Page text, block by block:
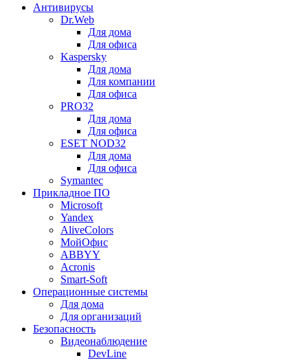
Антивирусы
Dr.Web
Для дома
Для офиса
Kaspersky
Для дома
Для компании
Для офиса
PRO32
Для дома
Для офиса
ESET NOD32
Для дома
Для офиса
Symantec
Прикладное ПО
Microsoft
Yandex
AliveColors
МойОфис
ABBYY
Acronis
Smart-Soft
Операционные системы
Для дома
Для организаций
Безопасность
Видеонаблюдение
DevLine